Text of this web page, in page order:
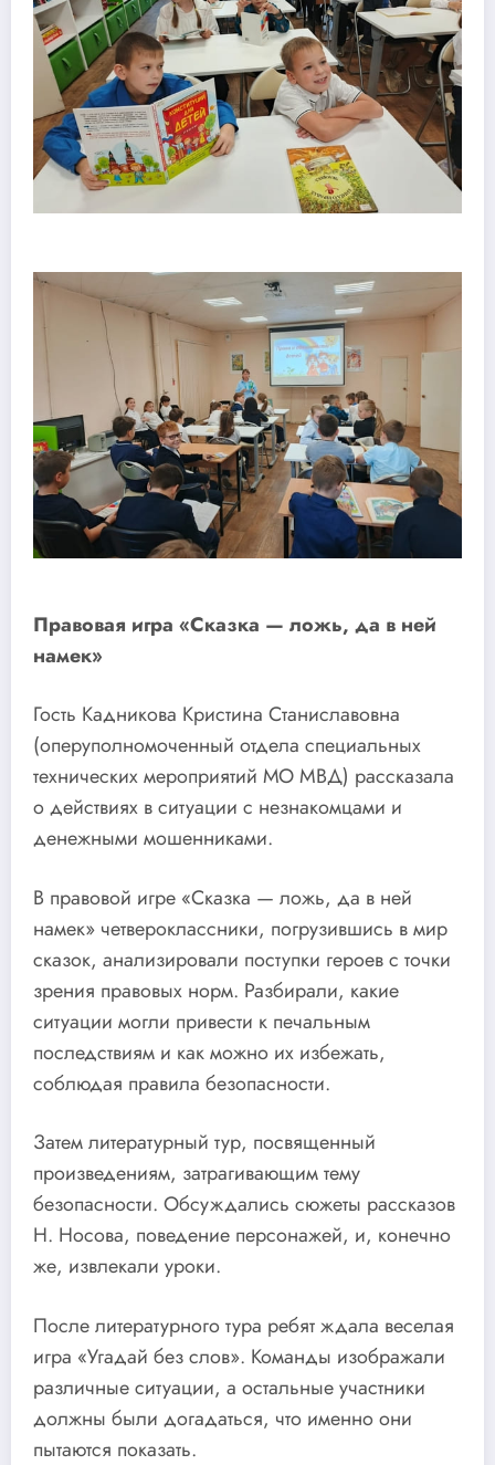
Правовая игра «Сказка — ложь, да в ней
намек»
Гость Кадникова Кристина Станиславовна
(оперуполномоченный отдела специальных
технических мероприятий МО МВД) рассказала
о действиях в ситуации с незнакомцами и
денежными мошенниками.
В правовой игре «Сказка — ложь, да в ней
намек» четвероклассники, погрузившись в мир
сказок, анализировали поступки героев с точки
зрения правовых норм. Разбирали, какие
ситуации могли привести к печальным
последствиям и как можно их избежать,
соблюдая правила безопасности.
Затем литературный тур, посвященный
произведениям, затрагивающим тему
безопасности. Обсуждались сюжеты рассказов
Н. Носова, поведение персонажей, и, конечно
же, извлекали уроки.
После литературного тура ребят ждала веселая
игра «Угадай без слов». Команды изображали
различные ситуации, а остальные участники
должны были догадаться, что именно они
пытаются показать.